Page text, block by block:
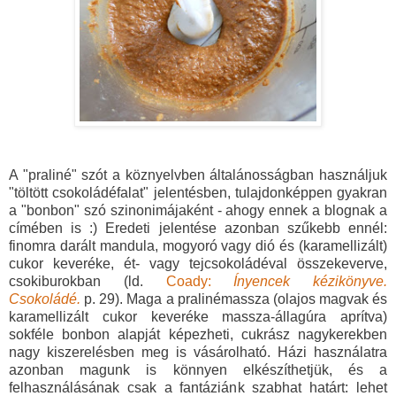
A "praliné" szót a köznyelvben általánosságban használjuk
"töltött csokoládéfalat" jelentésben, tulajdonképpen gyakran
a "bonbon" szó szinonimájaként - ahogy ennek a blognak a
címében is :) Eredeti jelentése azonban szűkebb ennél:
finomra darált mandula, mogyoró vagy dió és (karamellizált)
cukor keveréke, ét- vagy tejcsokoládéval összekeverve,
csokiburokban (ld. Coady: Ínyencek kézikönyve.
Csokoládé. p. 29). Maga a pralinémassza (olajos magvak és
karamellizált cukor keveréke massza-állagúra aprítva)
sokféle bonbon alapját képezheti, cukrász nagykerekben
nagy kiszerelésben meg is vásárolható. Házi használatra
azonban magunk is könnyen elkészíthetjük, és a
felhasználásának csak a fantáziánk szabhat határt: lehet